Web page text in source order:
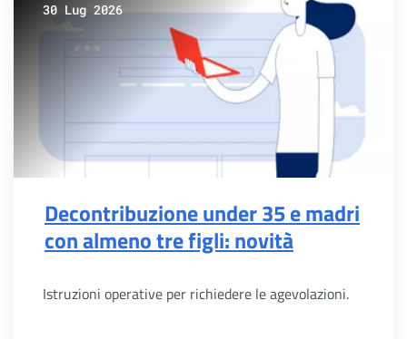
30 Lug 2026
Decontribuzione under 35 e madri
con almeno tre figli: novità
Istruzioni operative per richiedere le agevolazioni.